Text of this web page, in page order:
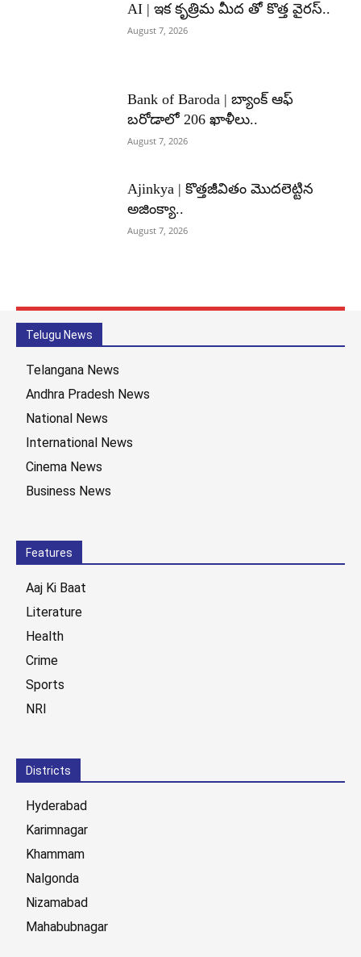
AI | ఇక కృత్రిమ మీద తో కొత్త వైరస్..
August 7, 2026
Bank of Baroda | బ్యాంక్‌ ఆఫ్‌
బరోడాలో 206 ఖాళీలు..
August 7, 2026
Ajinkya | కొత్తజీవితం మొదలెట్టిన
అజింక్యా..
August 7, 2026
Telugu News
Telangana News
Andhra Pradesh News
National News
International News
Cinema News
Business News
Features
Aaj Ki Baat
Literature
Health
Crime
Sports
NRI
Districts
Hyderabad
Karimnagar
Khammam
Nalgonda
Nizamabad
Mahabubnagar